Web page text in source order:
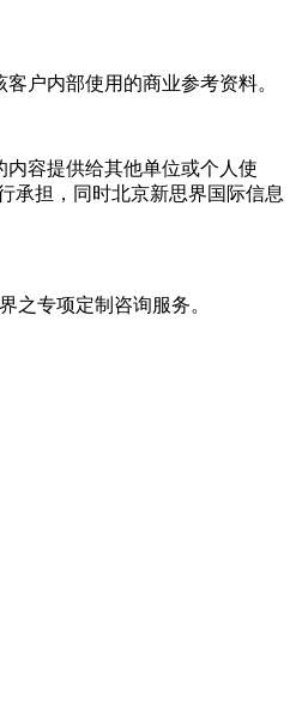
户内部使用的商业参考资料。
容提供给其他单位或个人使
承担，同时北京新思界国际信息
之专项定制咨询服务。